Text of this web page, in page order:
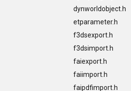
dynworldobject.h
etparameter.h
f3dsexport.h
f3dsimport.h
faiexport.h
faiimport.h
faipdfimport.h